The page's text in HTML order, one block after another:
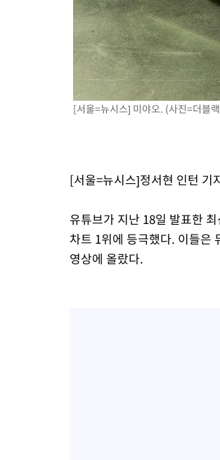
[서울=뉴시스] 미야오. (사진=더블
[서울=뉴시스]정서현 인턴 기
유튜브가 지난 18일 발표한
차트 1위에 등극했다. 이들은
영상에 올랐다.